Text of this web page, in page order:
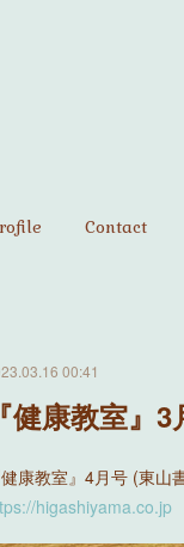
Contact
00:41
『健康教室』
健康教室』4月号 (東
higashiyama.co.jp